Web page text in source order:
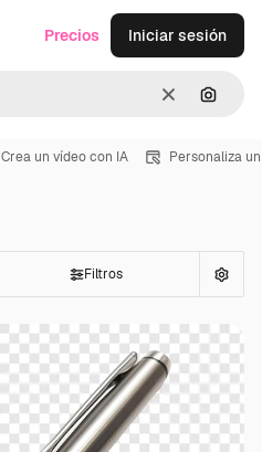
Borrar
Precios Iniciar sesión
Crea un vídeo con IA Personaliza
Filtros